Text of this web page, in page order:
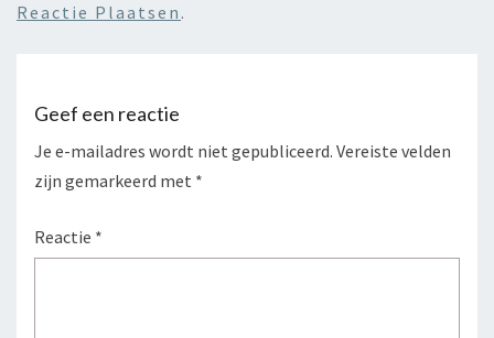
Reactie Plaatsen .
Geef een reactie
Je e-mailadres wordt niet gepubliceerd. Vereiste velden
zijn gemarkeerd met *
Reactie *